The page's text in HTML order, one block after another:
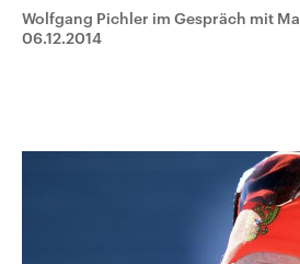
Umfragen, Prognosen,
Wahlprogramme, aktuelle Berichte
und Hintergründe zu den Parteien
Sendungen
Wolfgang Pichler im Gespräch mit
06.12.2014